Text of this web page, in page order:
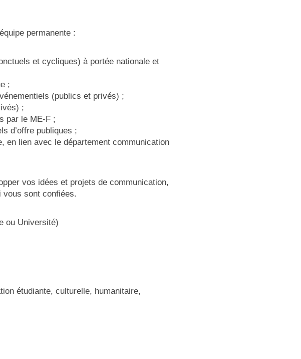
permanente :
et cycliques) à portée nationale et
;
(publics et privés) ;
;
par le ME-F ;
d’offre publiques ;
en lien avec le département communication
vos idées et projets de communication,
vous sont confiées.
ou Université)
étudiante, culturelle, humanitaire,